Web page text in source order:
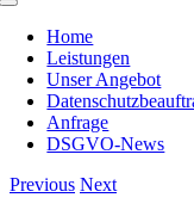
Toggle
NavigationHome
Leistungen
Unser Angebot
Anfrage
DSGVO-News
Previous Next